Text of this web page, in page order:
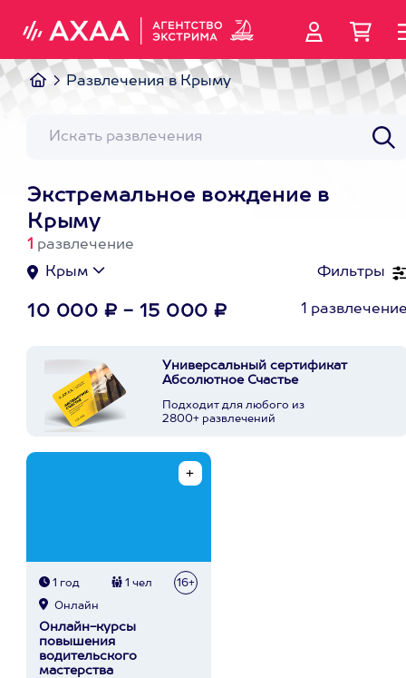
Развлечения в Крыму
Экстремальное вождение в
Крыму
1 развлечение
Фильтры
Крым
10 000 ₽ - 15 000 ₽ 1
Универсальный сертификат
Абсолютное Счастье
Подходит для любого из
2800+ развлечений
1 год 1 чел 16+
Онлайн
Онлайн-курсы
повышения
водительского
мастерства